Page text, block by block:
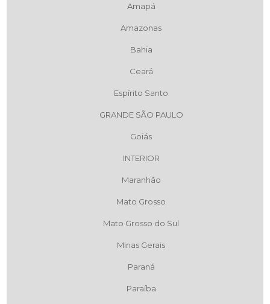
Amapá
Amazonas
Bahia
Ceará
Espírito Santo
GRANDE SÃO PAULO
Goiás
INTERIOR
Maranhão
Mato Grosso
Mato Grosso do Sul
Minas Gerais
Paraná
Paraíba